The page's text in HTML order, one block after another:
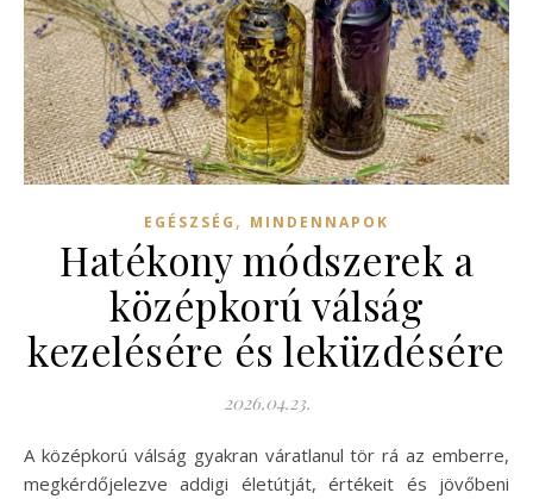
EGÉSZSÉG , MINDENNAPOK
Hatékony módszerek a
középkorú válság
kezelésére és leküzdésére
2026.04.23.
A középkorú válság gyakran váratlanul tör rá az emberre,
megkérdőjelezve addigi életútját, értékeit és jövőbeni